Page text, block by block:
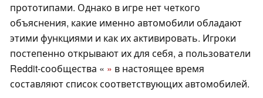
прототипами. Однако в игре нет четкого
объяснения, какие именно автомобили обладают
этими функциями и как их активировать. Игроки
постепенно открывают их для себя, а пользователи
Reddit-сообщества « » в настоящее время
составляют список соответствующих автомобилей.